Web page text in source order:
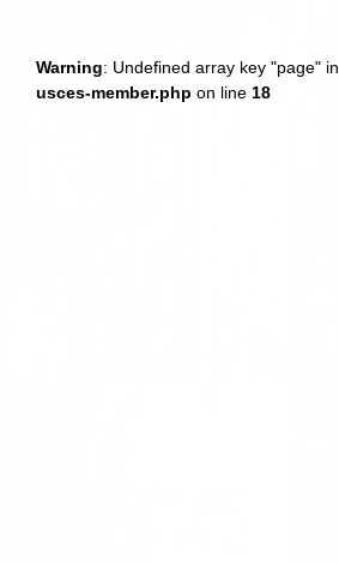
Warning: Undefined array key "page" in
usces-member.php on line 18